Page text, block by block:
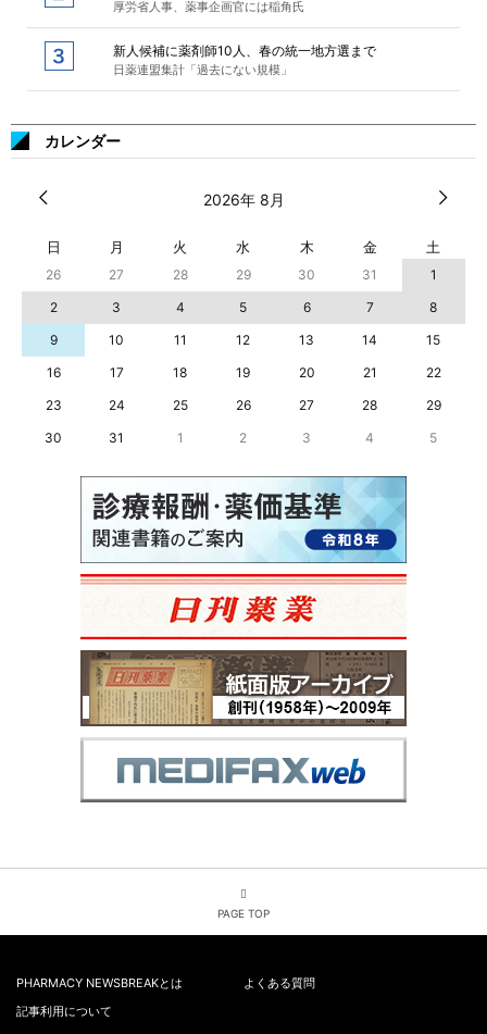
厚労省人事、薬事企画官には稲角氏
新人候補に薬剤師10人、春の統一地方選まで
日薬連盟集計「過去にない規模」
カレンダー
2026年 8月
日 月 火 水 木 金 土
26 27 28 29 30 31
1
2
3 4 5 6 7
8
9
10 11 12 13 14
15
16
17 18 19 20 21
22
23
24 25 26 27 28
29
30
31 1 2 3 4 5
PAGE TOP
PHARMACY NEWSBREAKとは
よくある質問
記事利用について